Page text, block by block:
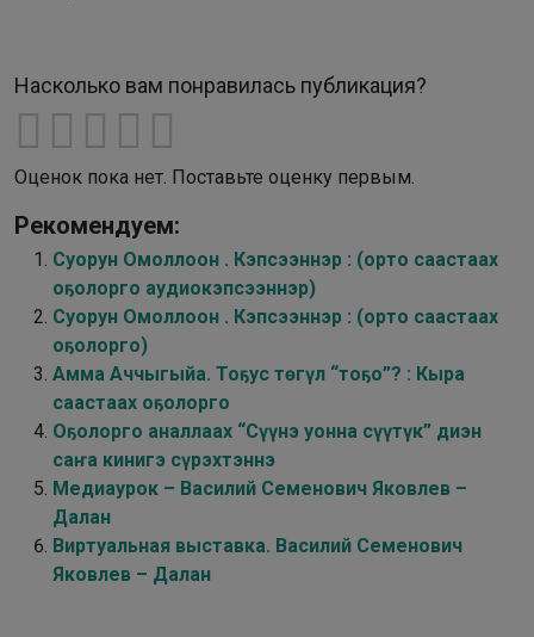
Насколько вам понравилась публикация?
Оценок пока нет. Поставьте оценку первым.
Рекомендуем:
Суорун Омоллоон . Кэпсээннэр : (орто саастаах
оҕолорго аудиокэпсээннэр)
Суорун Омоллоон . Кэпсээннэр : (орто саастаах
оҕолорго)
Амма Аччыгыйа. Тоҕус төгүл “тоҕо”? : Кыра
саастаах оҕолорго
Оҕолорго аналлаах “Сүүнэ уонна сүүтүк” диэн
саҥа кинигэ сүрэхтэннэ
Медиаурок – Василий Семенович Яковлев –
Далан
Виртуальная выставка. Василий Семенович
Яковлев – Далан